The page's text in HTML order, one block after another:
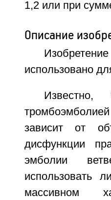
1,2 или при
Описание
использовано
зависит от
дисфункции
эмболии
использовать
массивном